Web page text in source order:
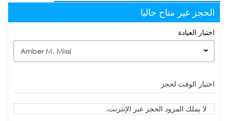
الحجز غير متاح حاليا
اختيار العيادة
Amber M. Missi
اختيار الوقت لحجز
لا يملك المزود الحجز عبر الإنترنت.